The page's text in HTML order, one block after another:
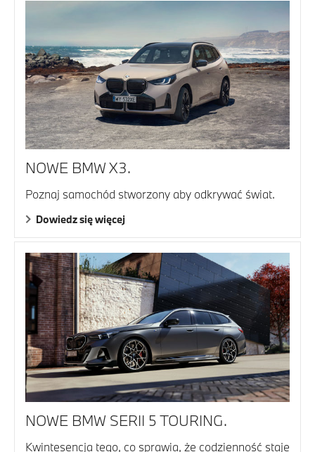
NOWE BMW X3.
Poznaj samochód stworzony aby odkrywać świat.
Dowiedz się więcej
NOWE BMW SERII 5 TOURING.
Kwintesencja tego, co sprawia, że codzienność staje